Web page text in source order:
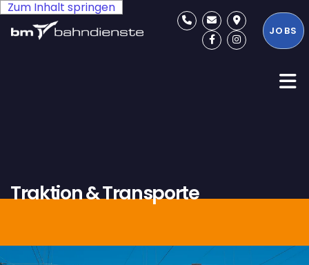
Zum Inhalt springen
JOBS
Traktion & Transporte